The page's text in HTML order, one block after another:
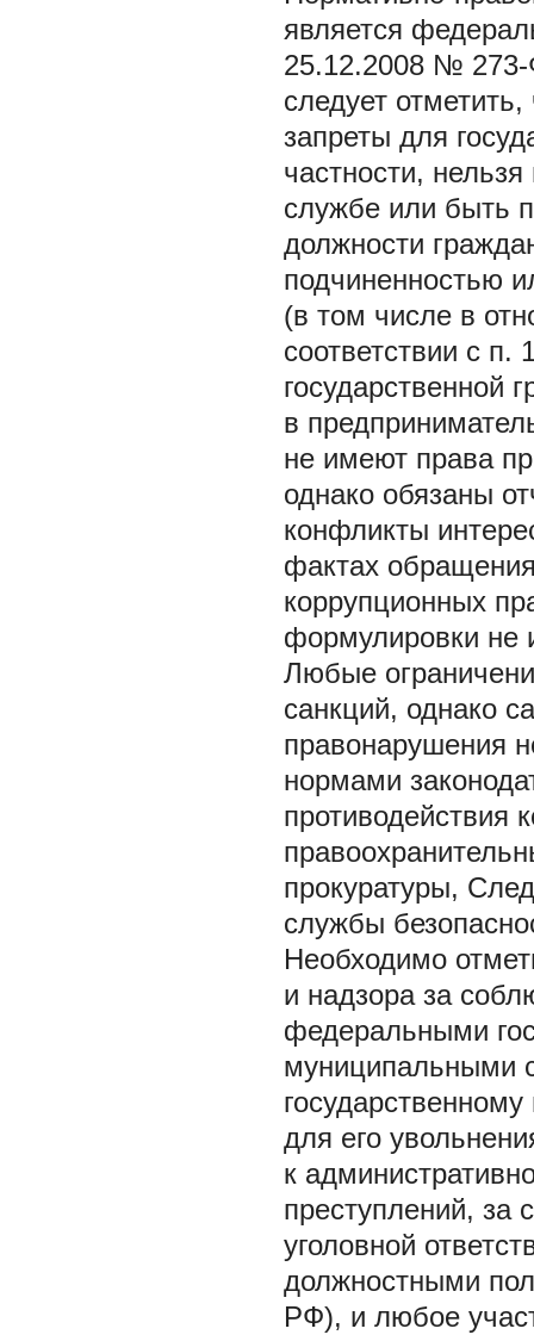
является
25.12.2008 № 273-
следует
запреты для
частности,
службе или быть
должности
подчиненностью
(в том числе в
соответствии с
государственной
в
не имеют права
однако обязаны
конфликты
фактах
коррупционных
формулировки не
Любые
санкций, однако
правонарушения
нормами
противодействия
прокуратуры,
службы
Необходимо
и надзора за
федеральными
муниципальными
для его
к
преступлений, за
уголовной
должностными
РФ), и любое